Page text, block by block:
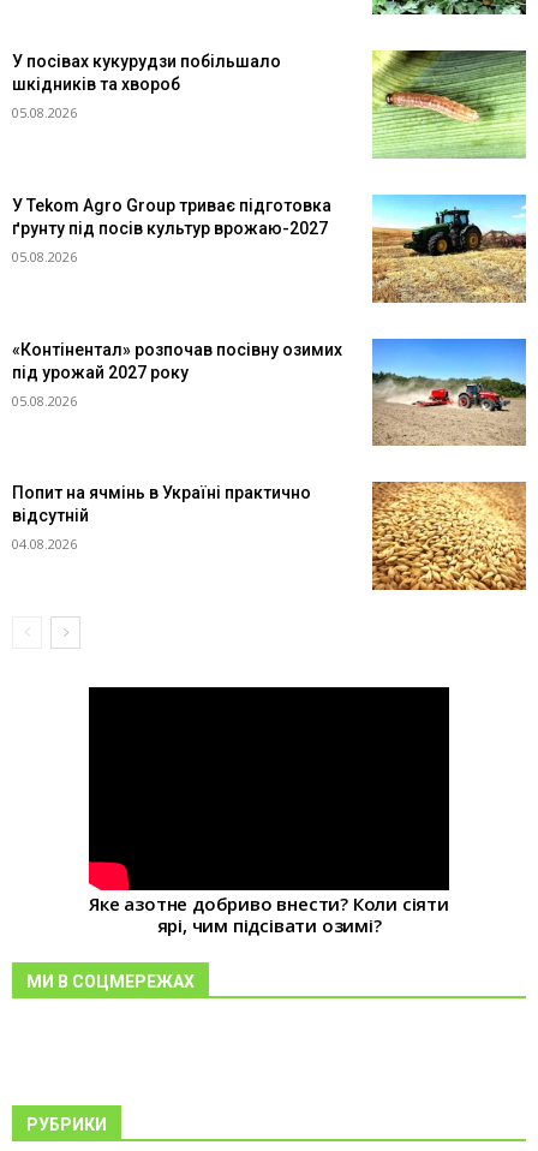
У посівах кукурудзи побільшало
шкідників та хвороб
05.08.2026
У Tekom Agro Group триває підготовка
ґрунту під посів культур врожаю-2027
05.08.2026
«Контінентал» розпочав посівну озимих
під урожай 2027 року
05.08.2026
Попит на ячмінь в Україні практично
відсутній
04.08.2026
Яке азотне добриво внести? Коли сіяти
ярі, чим підсівати озимі?
МИ В СОЦМЕРЕЖАХ
РУБРИКИ